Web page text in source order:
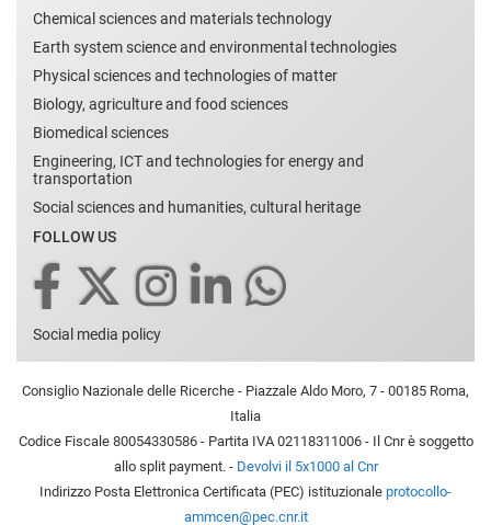
Chemical sciences and materials technology
Earth system science and environmental technologies
Physical sciences and technologies of matter
Biology, agriculture and food sciences
Biomedical sciences
Engineering, ICT and technologies for energy and
transportation
Social sciences and humanities, cultural heritage
FOLLOW US
Social media policy
Consiglio Nazionale delle Ricerche - Piazzale Aldo Moro, 7 - 00185 Roma,
Italia
Codice Fiscale 80054330586 - Partita IVA 02118311006 - Il Cnr è soggetto
allo split payment. - Devolvi il 5x1000 al Cnr
Indirizzo Posta Elettronica Certificata (PEC) istituzionale protocollo-
ammcen@pec.cnr.it